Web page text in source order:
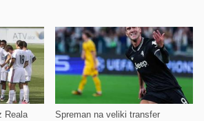
Reala Spreman na veliki transfer